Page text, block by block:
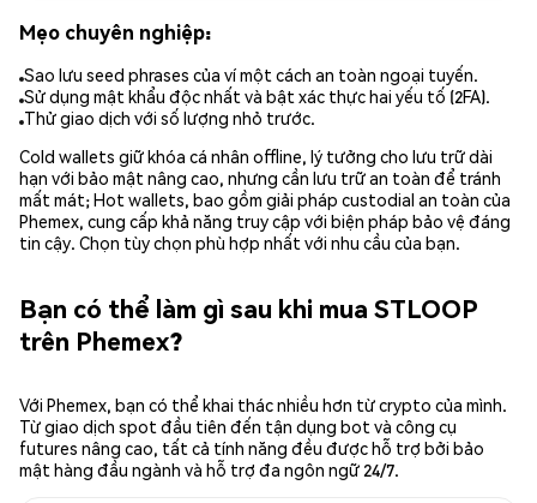
Mẹo chuyên nghiệp:
Sao lưu seed phrases của ví một cách an toàn ngoại tuyến.
Sử dụng mật khẩu độc nhất và bật xác thực hai yếu tố (2FA).
Thử giao dịch với số lượng nhỏ trước.
Cold wallets giữ khóa cá nhân offline, lý tưởng cho lưu trữ dài
hạn với bảo mật nâng cao, nhưng cần lưu trữ an toàn để tránh
mất mát; Hot wallets, bao gồm giải pháp custodial an toàn của
Phemex, cung cấp khả năng truy cập với biện pháp bảo vệ đáng
tin cậy. Chọn tùy chọn phù hợp nhất với nhu cầu của bạn.
Bạn có thể làm gì sau khi mua STLOOP
trên Phemex?
Với Phemex, bạn có thể khai thác nhiều hơn từ crypto của mình.
Từ giao dịch spot đầu tiên đến tận dụng bot và công cụ
futures nâng cao, tất cả tính năng đều được hỗ trợ bởi bảo
mật hàng đầu ngành và hỗ trợ đa ngôn ngữ 24/7.